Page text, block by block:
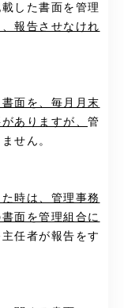
した書面を管理
報告させなけれ
面を、毎月月末
ありますが、 管
せん。
時は、管理事務
面を管理組合に
任者が報告をす